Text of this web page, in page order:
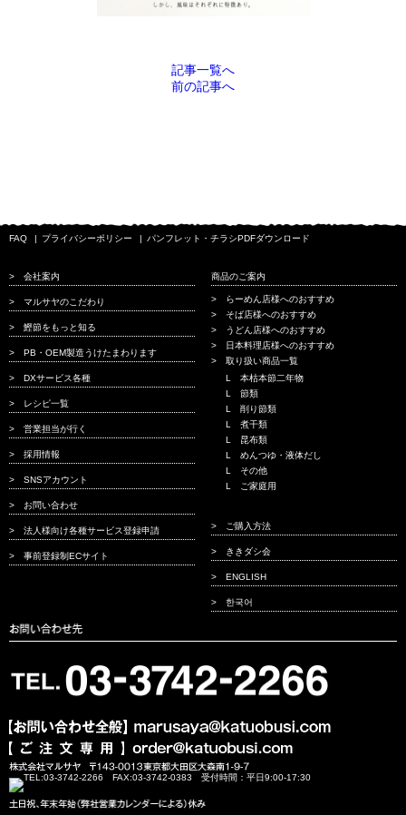
記事一覧へ
前の記事へ
FAQ プライバシーポリシー パンフレット・チラシPDFダウンロード
会社案内
マルサヤのこだわり
鰹節をもっと知る
PB・OEM製造うけたまわります
DXサービス各種
レシピ一覧
営業担当が行く
採用情報
SNSアカウント
お問い合わせ
法人様向け各種サービス登録申請
事前登録制ECサイト
商品のご案内
らーめん店様へのおすすめ
そば店様へのおすすめ
うどん店様へのおすすめ
日本料理店様へのおすすめ
取り扱い商品一覧
本枯本節二年物
節類
削り節類
煮干類
昆布類
めんつゆ・液体だし
その他
ご家庭用
ご購入方法
ききダシ会
ENGLISH
한국어